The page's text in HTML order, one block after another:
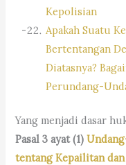
Kepolisian
Apakah Suatu
Bertentangan
Diatasnya?
Perundang-
Yang menjadi dasar
Pasal 3 ayat (1)
tentang Kepailitan dan